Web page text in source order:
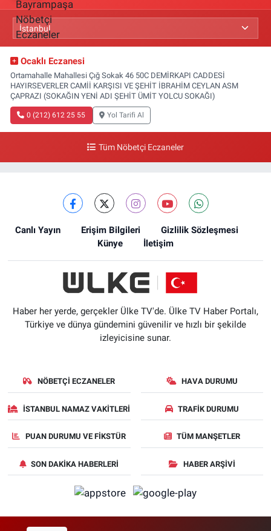
Ocaklı Eczanesi
Ortamahalle Mahallesi Çığ Sokak 46 50C DEMİRKAPI CADDESİ
HAYIRSEVERLER CAMİİ KARŞISI VE ŞEHİT İBRAHİM CEYLAN ASM
ÇAPRAZI (SOKAĞIN YENİ ADI ŞEHİT ÜMİT YOLCU SOKAĞI)
0 (212) 612 25 55 Yol Tarifi Al
Tüm Nöbetçi Eczaneler
Canlı Yayın Erişim Bilgileri
Gizlilik Sözleşmesi
Künye
İletişim
Haber her yerde, gerçekler Ülke TV'de. Ülke TV Haber Portalı,
Türkiye ve dünya gündemini güvenilir ve hızlı bir şekilde
izleyicisine sunar.
NÖBETÇI ECZANELER HAVA DURUMU
İSTANBUL NAMAZ VAKITLERI TRAFIK DURUMU
PUAN DURUMU VE FIKSTÜR TÜM MANŞETLER
SON DAKIKA HABERLERI HABER ARŞIVI